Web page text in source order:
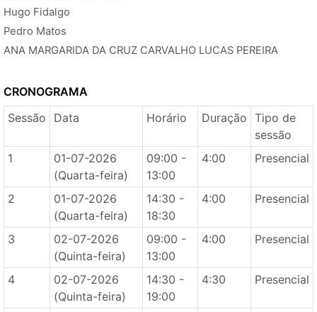
Hugo Fidalgo
Pedro Matos
ANA MARGARIDA DA CRUZ CARVALHO LUCAS PEREIRA
CRONOGRAMA
Sessão
Data Horário Duração Tipo de
sessão
1
01-07-2026
(Quarta-feira)
09:00 -
13:00
4:00 Presencial
2
01-07-2026
(Quarta-feira)
14:30 -
18:30
4:00 Presencial
3
02-07-2026
(Quinta-feira)
09:00 -
13:00
4:00 Presencial
4
02-07-2026
(Quinta-feira)
14:30 -
19:00
4:30 Presencial